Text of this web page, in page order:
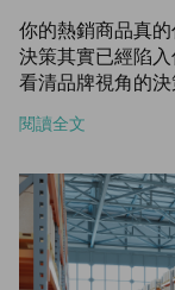
你的熱銷商品真
決策其實已經陷
看清品牌視角的決
閱讀全文